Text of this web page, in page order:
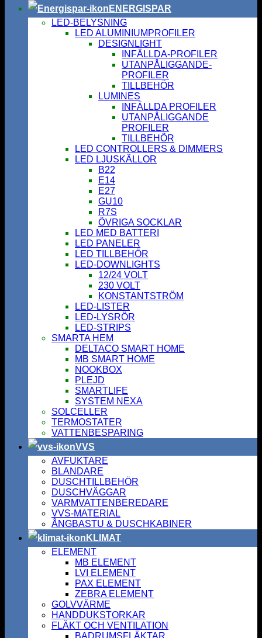
ENERGISPAR
LED-BELYSNING
LED ALUMINIUMPROFILER
DESIGNLIGHT
INFÄLLDA-PROFILER
UTANPÅLIGGANDE-
PROFILER
TILLBEHÖR
LUMINES
INFÄLLDA PROFILER
UTANPÅLIGGANDE
PROFILER
TILLBEHÖR
LED CONTROLLERS & DIMMERS
LED LJUSKÄLLOR
B22
E14
E27
GU10
R7S
ÖVRIGA SOCKLAR
LED MED BATTERI
LED PANELER
LED TILLBEHÖR
LED-DOWNLIGHTS
12/24 VOLT
230 VOLT
KONSTANTSTRÖM
LED-LISTER
LED-LYSRÖR
LED-STRIPS
SMARTA HEM
DELTACO SMART HOME
MB SMART HOME
NOOKBOX
PLEJD
SMARTLIFE
SYSTEM NEXA
SOLCELLER
TERMOSTATER
VATTENBESPARING
VVS
AVFUKTARE
BLANDARE
DUSCHTILLBEHÖR
DUSCHVÄGGAR
VARMVATTENBEREDARE
VVS-MATERIAL
ÅNGBASTU & DUSCHKABINER
KLIMAT
ELEMENT
MB ELEMENT
LVI ELEMENT
PAX ELEMENT
ZEBRA ELEMENT
GOLVVÄRME
HANDDUKSTORKAR
FLÄKT OCH VENTILATION
BADRUMSFLÄKTAR